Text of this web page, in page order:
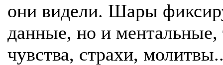
они видели. Шары
данные, но и ментальные,
чувства, страхи,